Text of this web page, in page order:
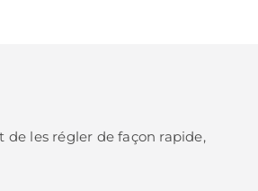
les régler de façon rapide,